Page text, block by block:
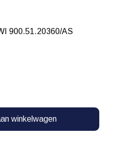
900.51.20360/AS
winkelwagen